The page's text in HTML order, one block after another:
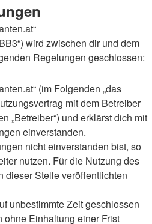
wird zwischen dir und dem
Regelungen geschlossen:
(im Folgenden „das
mit dem Betreiber
„Betreiber“) und erklärst dich mit
einverstanden.
nicht einverstanden bist, so
nutzen. Für die Nutzung des
dieser Stelle veröffentlichten
unbestimmte Zeit geschlossen
Einhaltung einer Frist